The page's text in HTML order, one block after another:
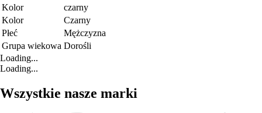
Kolor
czarny
Kolor
Czarny
Płeć
Mężczyzna
Grupa wiekowa Dorośli
Loading...
Loading...
Wszystkie nasze marki